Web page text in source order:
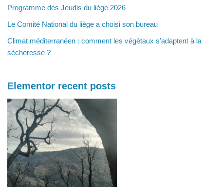
Programme des Jeudis du liège 2026
Le Comité National du liège a choisi son bureau
Climat méditerranéen : comment les végétaux s’adaptent à la
sécheresse ?
Elementor recent posts